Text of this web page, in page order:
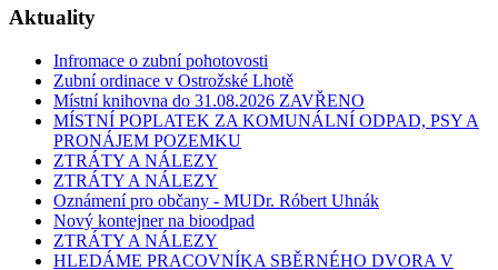
Aktuality
Infromace o zubní pohotovosti
Zubní ordinace v Ostrožské Lhotě
Místní knihovna do 31.08.2026 ZAVŘENO
MÍSTNÍ POPLATEK ZA KOMUNÁLNÍ ODPAD, PSY A
PRONÁJEM POZEMKU
ZTRÁTY A NÁLEZY
ZTRÁTY A NÁLEZY
Oznámení pro občany - MUDr. Róbert Uhnák
Nový kontejner na bioodpad
ZTRÁTY A NÁLEZY
HLEDÁME PRACOVNÍKA SBĚRNÉHO DVORA V